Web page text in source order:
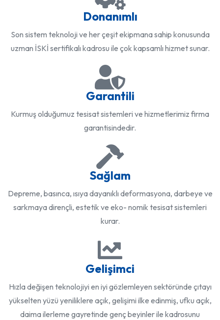
Donanımlı
Son sistem teknoloji ve her çeşit ekipmana sahip konusunda
uzman İSKİ sertifikalı kadrosu ile çok kapsamlı hizmet sunar.
Garantili
Kurmuş olduğumuz tesisat sistemleri ve hizmetlerimiz firma
garantisindedir.
Sağlam
Depreme, basınca, ısıya dayanıklı deformasyona, darbeye ve
sarkmaya dirençli, estetik ve eko- nomik tesisat sistemleri
kurar.
Gelişimci
Hızla değişen teknolojiyi en iyi gözlemleyen sektöründe çıtayı
yükselten yüzü yeniliklere açık, gelişimi ilke edinmiş, ufku açık,
daima ilerleme gayretinde genç beyinler ile kadrosunu